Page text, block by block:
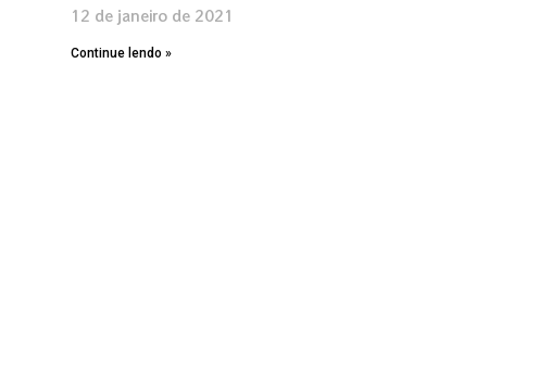
12 de janeiro de 2021
Continue lendo »